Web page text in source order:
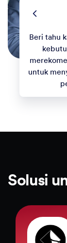
Beri tahu
untuk
Solusi